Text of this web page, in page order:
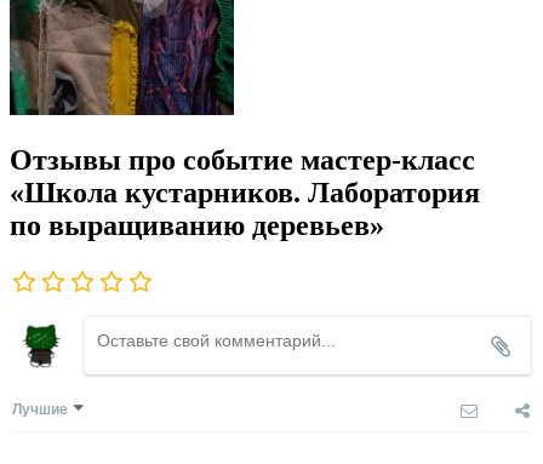
Отзывы про событие мастер-класс
«Школа кустарников. Лаборатория
по выращиванию деревьев»
Лучшие